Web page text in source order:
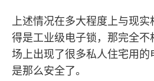
上述情况在多大程度上与现
得是工业级电子锁，那完全不
场上出现了很多私人住宅用的
是那么安全了。